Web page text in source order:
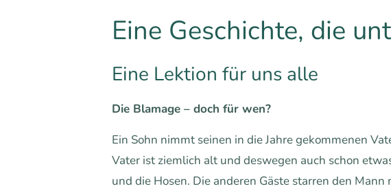
Eine Geschichte, die
Eine Lektion für uns alle
Die Blamage – doch für wen?
Ein Sohn nimmt seinen in die Jahre gekommenen
Vater ist ziemlich alt und deswegen auch schon
und die Hosen. Die anderen Gäste starren den